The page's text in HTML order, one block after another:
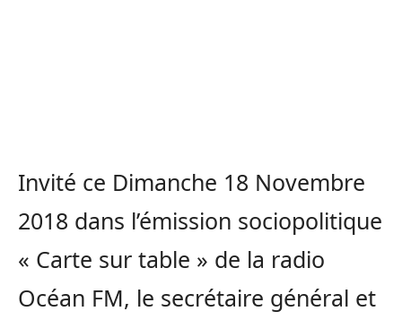
Invité ce Dimanche 18 Novembre
2018 dans l’émission sociopolitique
« Carte sur table » de la radio
Océan FM, le secrétaire général et